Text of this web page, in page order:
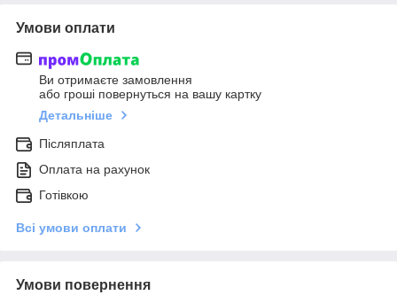
Умови оплати
Ви отримаєте замовлення
або гроші повернуться на вашу картку
Детальніше
Післяплата
Оплата на рахунок
Готівкою
Всі умови оплати
Умови повернення